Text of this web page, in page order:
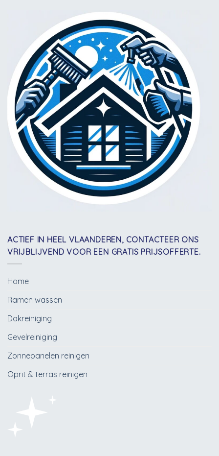
ACTIEF IN HEEL VLAANDEREN, CONTACTEER ONS
VRIJBLIJVEND VOOR EEN GRATIS PRIJSOFFERTE.
Home
Ramen wassen
Dakreiniging
Gevelreiniging
Zonnepanelen reinigen
Oprit & terras reinigen